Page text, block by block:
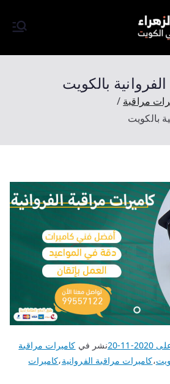
مراقبة
شركة تركيب كاميرات مرقبة
في الكويت كاميرات مراقبة
وتتميز شركتنا باسعارها المميزة
والرخيصة وجودة مضمونة
بالكويت
مراقبة
بالكويت
2020-11-20 نشر في كاميرات مراقبة
،كاميرات مراقبة الفروانية،كاميرات